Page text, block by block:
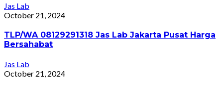
Jas Lab
October 21, 2024
TLP/WA 08129291318 Jas Lab Jakarta Pusat Harga
Bersahabat
Jas Lab
October 21, 2024